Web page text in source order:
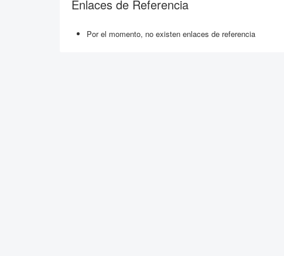
Enlaces de Referencia
Por el momento, no existen enlaces de referencia